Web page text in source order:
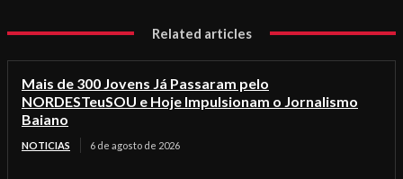
Related articles
Mais de 300 Jovens Já Passaram pelo
NORDESTeuSOU e Hoje Impulsionam o Jornalismo
Baiano
NOTICIAS 6 de agosto de 2026